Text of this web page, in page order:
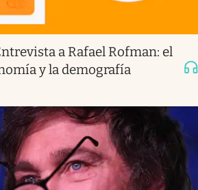
a Rafael Rofman: el
y la demografía